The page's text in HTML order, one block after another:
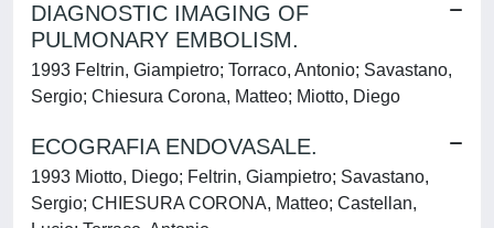
DIAGNOSTIC IMAGING OF
PULMONARY EMBOLISM.
1993 Feltrin, Giampietro; Torraco, Antonio; Savastano,
Sergio; Chiesura Corona, Matteo; Miotto, Diego
ECOGRAFIA ENDOVASALE.
1993 Miotto, Diego; Feltrin, Giampietro; Savastano,
Sergio; CHIESURA CORONA, Matteo; Castellan,